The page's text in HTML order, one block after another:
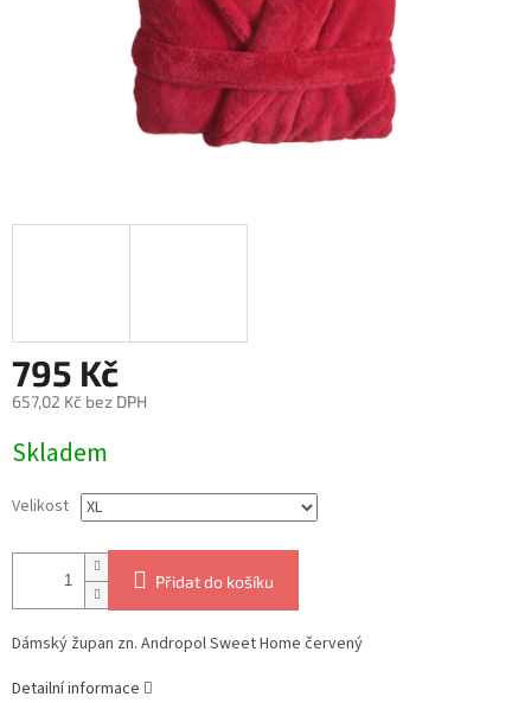
795 Kč
657,02 Kč bez DPH
cena:
Skladem
Velikost
Přidat do košíku
Dámský župan zn. Andropol Sweet Home červený
Detailní informace